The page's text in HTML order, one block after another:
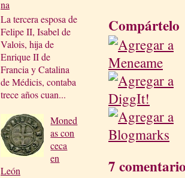
na
La tercera esposa de
Felipe II, Isabel de
Valois, hija de
Enrique II de
Francia y Catalina
de Médicis, contaba
trece años cuan...
Moned
as con
ceca
en
León
Compártelo
7